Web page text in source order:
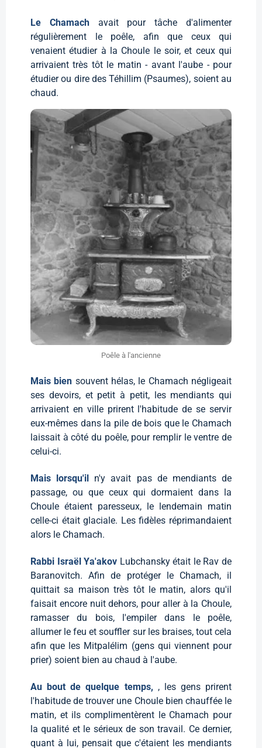
Le Chamach avait pour tâche d'alimenter
régulièrement le poêle, afin que ceux qui
venaient étudier à la Choule le soir, et ceux qui
arrivaient très tôt le matin - avant l'aube - pour
étudier ou dire des Téhillim (Psaumes), soient au
chaud.
Poêle à l'ancienne
Mais bien souvent hélas, le Chamach négligeait
ses devoirs, et petit à petit, les mendiants qui
arrivaient en ville prirent l'habitude de se servir
eux-mêmes dans la pile de bois que le Chamach
laissait à côté du poêle, pour remplir le ventre de
celui-ci.
Mais lorsqu'il n'y avait pas de mendiants de
passage, ou que ceux qui dormaient dans la
Choule étaient paresseux, le lendemain matin
celle-ci était glaciale. Les fidèles réprimandaient
alors le Chamach.
Rabbi Israël Ya'akov Lubchansky était le Rav de
Baranovitch. Afin de protéger le Chamach, il
quittait sa maison très tôt le matin, alors qu'il
faisait encore nuit dehors, pour aller à la Choule,
ramasser du bois, l'empiler dans le poêle,
allumer le feu et souffler sur les braises, tout cela
afin que les Mitpalélim (gens qui viennent pour
prier) soient bien au chaud à l'aube.
Au bout de quelque temps, , les gens prirent
l'habitude de trouver une Choule bien chauffée le
matin, et ils complimentèrent le Chamach pour
la qualité et le sérieux de son travail. Ce dernier,
quant à lui, pensait que c'étaient les mendiants